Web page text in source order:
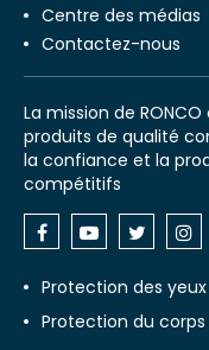
Centre des médias
Contactez-nous
La mission de
produits de qualité
la confiance et la
compétitifs
Protection des yeux
Protection du corps